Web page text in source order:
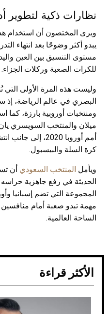
نظارات ذكية لتطوير
ويرى المختصون أن استخدام
يبدو أكثر وضوحًا بعد انتهاء
مستوى التنسيق بين العين
للكرات الصعبة وركلات الجزاء.
وليست هذه المرة الأولى
البصري في عالم الرياضة، إذ
ومنتخبات أوروبية بارزة،
ميلان والمنتخب السويسري
أمم أوروبا 2020،
كرة السلة والبيسبول.
ويأمل المنتخب السعودي أن
الحديثة في رفع جاهزية
المجموعة التي تضم إسبانيا
مهمة تبدو صعبة أمام
الساحة العالمية.
الأكثر قراءة